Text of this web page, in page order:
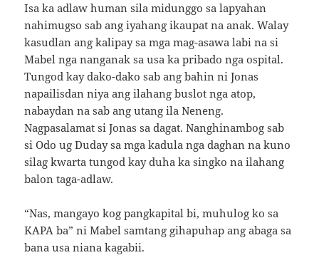
Isa ka adlaw human sila midunggo sa lapyahan
nahimugso sab ang iyahang ikaupat na anak. Walay
kasudlan ang kalipay sa mga mag-asawa labi na si
Mabel nga nanganak sa usa ka pribado nga ospital.
Tungod kay dako-dako sab ang bahin ni Jonas
napailisdan niya ang ilahang buslot nga atop,
nabaydan na sab ang utang ila Neneng.
Nagpasalamat si Jonas sa dagat. Nanghinambog sab
si Odo ug Duday sa mga kadula nga daghan na kuno
silag kwarta tungod kay duha ka singko na ilahang
balon taga-adlaw.
“Nas, mangayo kog pangkapital bi, muhulog ko sa
KAPA ba” ni Mabel samtang gihapuhap ang abaga sa
bana usa niana kagabii.